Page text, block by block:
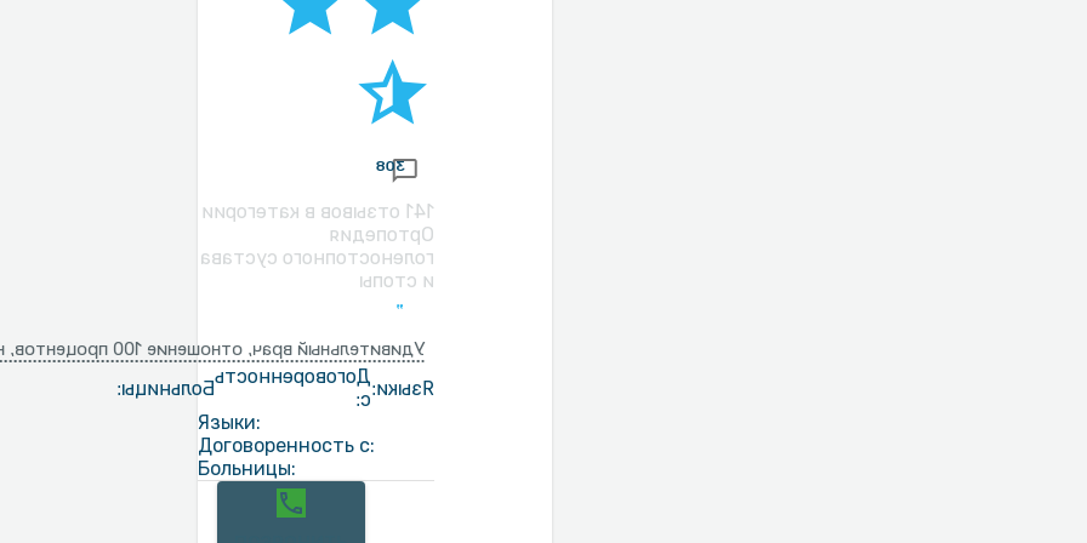
308
141 отзывов в категории
Ортопедия
голеностопного сустава
и стопы
врач, отношение 100 процентов, номер один
Языки:
Договоренность
с:
Больницы:
Языки:
Договоренность с:
Больницы: